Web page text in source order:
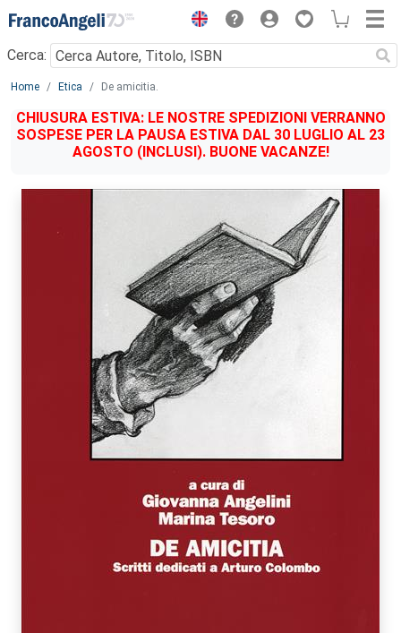
Menu
Cerca:
Main content
Home Etica De amicitia.
CHIUSURA ESTIVA: LE NOSTRE SPEDIZIONI VERRANNO
SOSPESE PER LA PAUSA ESTIVA DAL 30 LUGLIO AL 23
AGOSTO (INCLUSI). BUONE VACANZE!